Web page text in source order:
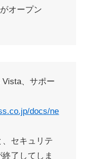
オープン
Vista、サポー
docs/ne
セキュリテ
了してしま